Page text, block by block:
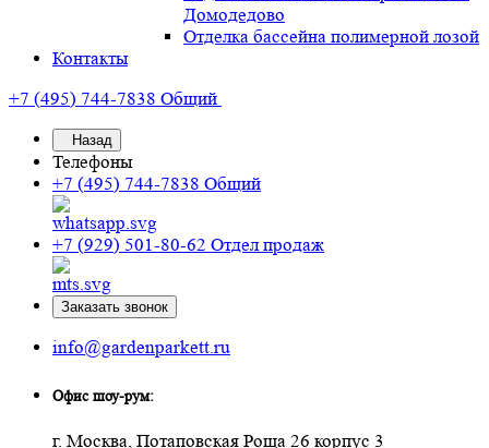
Домодедово
Отделка бассейна полимерной лозой
Контакты
+7 (495) 744-7838 Общий
Назад
Телефоны
+7 (495) 744-7838 Общий
+7 (929) 501-80-62 Отдел продаж
Заказать звонок
info@gardenparkett.ru
Офис шоу-рум:
г. Москва, Потаповская Роща 26 корпус 3